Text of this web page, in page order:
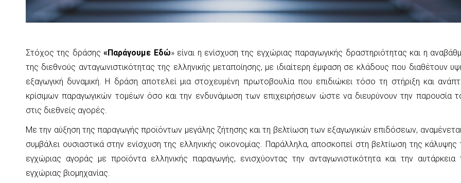
Στόχος της δράσης«Παράγουμε Εδώ» είναι η ενίσχυση της εγχώριας παραγωγικής δραστηριότητας και η
της διεθνούς ανταγωνιστικότητας της ελληνικής μεταποίησης, με ιδιαίτερη έμφαση σε κλάδους που διαθέτουν
εξαγωγική δυναμική. Η δράση αποτελεί μια στοχευμένη πρωτοβουλία που επιδιώκει τόσο τη στήριξη και
κρίσιμων παραγωγικών τομέων όσο και την ενδυνάμωση των επιχειρήσεων ώστε να διευρύνουν την παρουσία
στις διεθνείς αγορές.
Με την αύξηση της παραγωγής προϊόντων μεγάλης ζήτησης και τη βελτίωση των εξαγωγικών επιδόσεων,
συμβάλει ουσιαστικά στην ενίσχυση της ελληνικής οικονομίας. Παράλληλα, αποσκοπεί στη βελτίωση της κάλυψης
εγχώριας αγοράς με προϊόντα ελληνικής παραγωγής, ενισχύοντας την ανταγωνιστικότητα και την αυτάρκεια
εγχώριας βιομηχανίας.